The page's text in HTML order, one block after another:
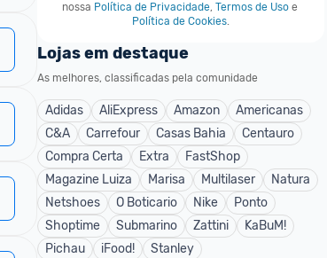
nossa Política de Privacidade, Termos de Uso e
Política de Cookies.
Lojas em destaque
As melhores, classificadas pela comunidade
Adidas AliExpress Amazon
Americanas
C&A
Carrefour Casas Bahia
Centauro
Compra Certa
Extra
FastShop
Magazine Luiza
Marisa Multilaser
Natura
Netshoes
O Boticario Nike
Ponto
Shoptime
Submarino Zattini
KaBuM!
Pichau
iFood! Stanley